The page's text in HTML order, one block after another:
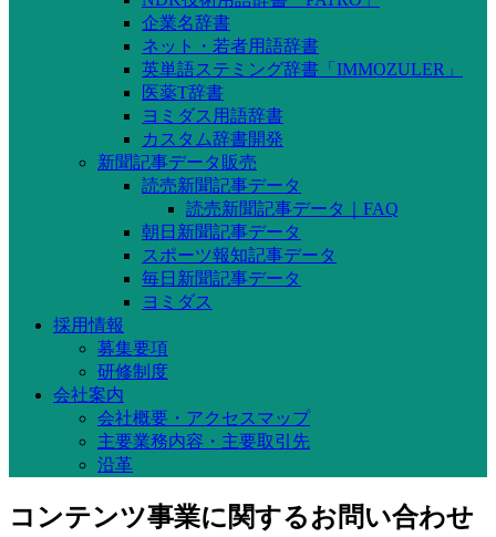
企業名辞書
ネット・若者用語辞書
英単語ステミング辞書「IMMOZULER」
医薬T辞書
ヨミダス用語辞書
カスタム辞書開発
新聞記事データ販売
読売新聞記事データ
読売新聞記事データ｜FAQ
朝日新聞記事データ
スポーツ報知記事データ
毎日新聞記事データ
ヨミダス
採用情報
募集要項
研修制度
会社案内
会社概要・アクセスマップ
主要業務内容・主要取引先
沿革
コンテンツ事業に関するお問い合わせ